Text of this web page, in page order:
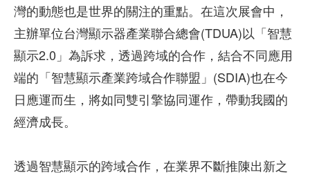
灣的動態也是世界的關注的重點。在這次展會中，
主辦單位台灣顯示器產業聯合總會(TDUA)以「智慧
顯示2.0」為訴求，透過跨域的合作，結合不同應用
端的「智慧顯示產業跨域合作聯盟」(SDIA)也在今
日應運而生，將如同雙引擎協同運作，帶動我國的
經濟成長。
透過智慧顯示的跨域合作，在業界不斷推陳出新之